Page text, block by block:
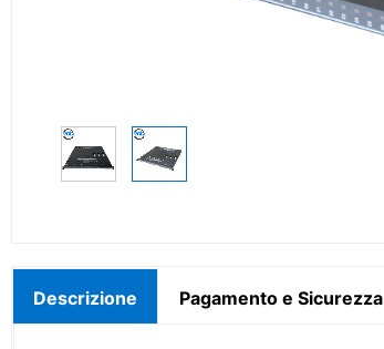
Descrizione Pagamento e Sicurezza